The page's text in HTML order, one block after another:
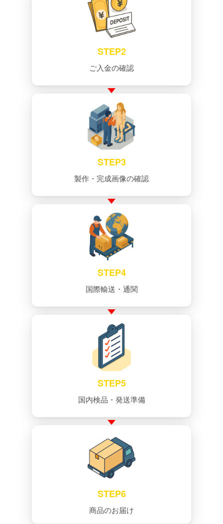
STEP2
ご入金の確認
STEP3
製作・完成画像の確認
STEP4
国際輸送・通関
STEP5
国内検品・発送準備
STEP6
商品のお届け